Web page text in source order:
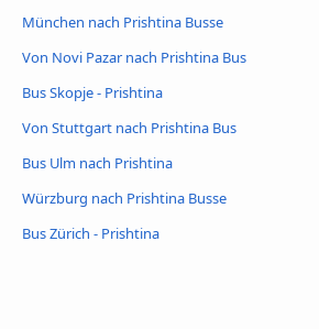
München nach Prishtina Busse
Von Novi Pazar nach Prishtina Bus
Bus Skopje - Prishtina
Von Stuttgart nach Prishtina Bus
Bus Ulm nach Prishtina
Würzburg nach Prishtina Busse
Bus Zürich - Prishtina